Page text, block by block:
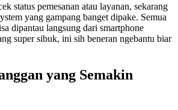
status pemesanan atau layanan, sekarang
yang gampang banget dipake. Semua
dipantau langsung dari smartphone
super sibuk, ini sih beneran ngebantu biar
yang Semakin